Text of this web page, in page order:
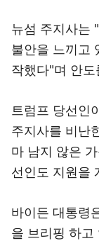
뉴섬 주지사는
불안을 느끼고
작했다"며 안
트럼프 당선인
주지사를 비난
마 남지 않은
선인도 지원을
바이든 대통령
을 브리핑 하고